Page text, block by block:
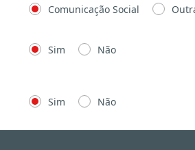
Comunicação Social
Sim Não
Sim Não